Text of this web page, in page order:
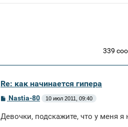
339
Re: как начинается гипера
С
б
Nastia-80 10 июл 2011, 09:40
Девочки, подскажите, что у меня